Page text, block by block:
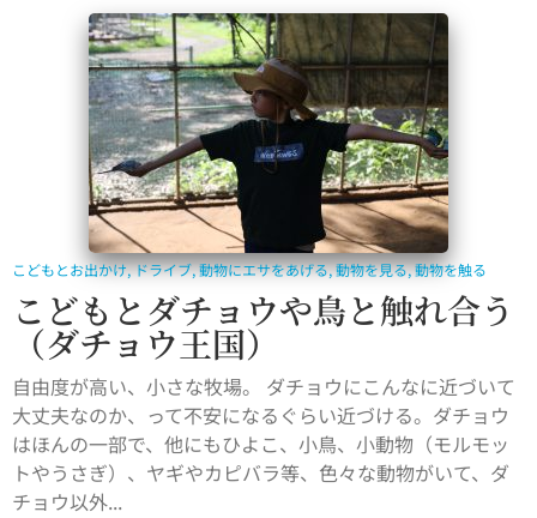
こどもとお出かけ,ドライブ,動物にエサをあげる,動物を見る,動物を触る
こどもとダチョウや鳥と触れ合う
（ダチョウ王国）
自由度が高い、小さな牧場。 ダチョウにこんなに近づいて
大丈夫なのか、って不安になるぐらい近づける。ダチョウ
はほんの一部で、他にもひよこ、小鳥、小動物（モルモッ
トやうさぎ）、ヤギやカピバラ等、色々な動物がいて、ダ
チョウ以外...